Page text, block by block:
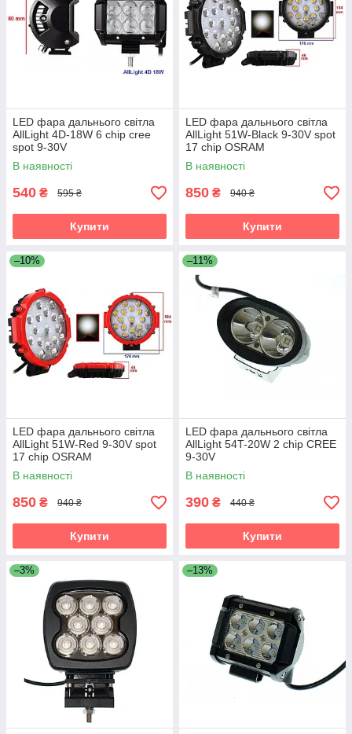
LED фара дальнього світла
AllLight 4D-18W 6 chip cree
spot 9-30V
В наявності
540 ₴ 595 ₴
Купити
LED фара дальнього світла
AllLight 51W-Black 9-30V spot
17 chip OSRAM
В наявності
850 ₴ 940 ₴
Купити
–10%
LED фара дальнього світла
AllLight 51W-Red 9-30V spot
17 chip OSRAM
В наявності
850 ₴ 940 ₴
Купити
–11%
LED фара дальнього світла
AllLight 54T-20W 2 chip CREE
9-30V
В наявності
390 ₴ 440 ₴
Купити
–3% –13%